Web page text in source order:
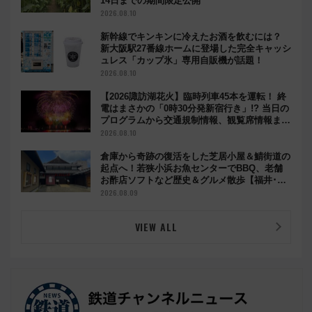
2026.08.10
新幹線でキンキンに冷えたお酒を飲むには？
新大阪駅27番線ホームに登場した完全キャッシ
ュレス「カップ氷」専用自販機が話題！
2026.08.10
【2026諏訪湖花火】臨時列車45本を運転！ 終
電はまさかの「0時30分発新宿行き」!? 当日の
プログラムから交通規制情報、観覧席情報まで
徹底解説
2026.08.10
倉庫から奇跡の復活をした芝居小屋＆鯖街道の
起点へ！若狭小浜お魚センターでBBQ、老舗
お酢店ソフトなど歴史＆グルメ散歩【福井･小
浜観光】
2026.08.09
VIEW ALL